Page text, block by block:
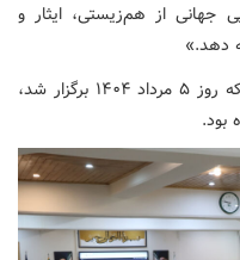
جهانی از هم‌زیستی، ایثار و
دهد.»
یادآوری می‌شود در برگزاری این نشست که روز ۵ مرداد ۱۴۰۴ برگزار شد،